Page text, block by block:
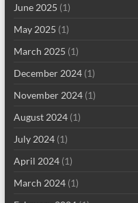
June 2025 (1)
May 2025 (1)
March 2025 (1)
December 2024(1)
November 2024(1)
August 2024(1)
July 2024(1)
April 2024(1)
March 2024(1)